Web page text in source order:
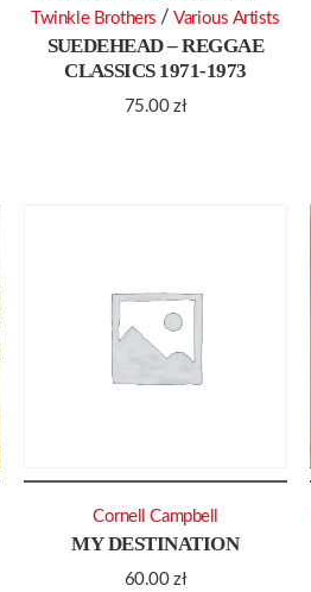
SUEDEHEAD – REGGAE
CLASSICS 1971-1973
75.00zł
Twinkle Brothers /Various Artists
MY DESTINATION
60.00zł
Cornell Campbell